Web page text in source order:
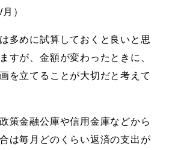
）
多めに試算しておくと良いと思
すが、金額が変わったときに、
を立てることが大切だと考えて
策金融公庫や信用金庫などから
は毎月どのくらい返済の支出が